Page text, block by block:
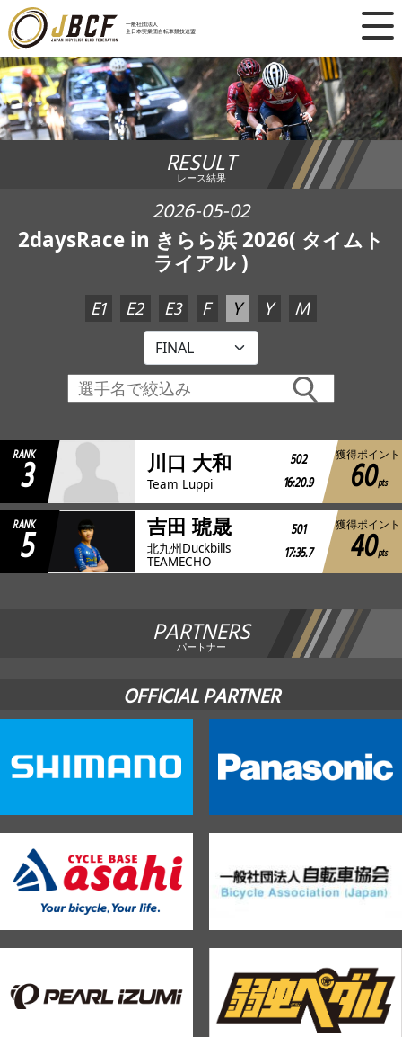
一般社団法人
全日本実業団自転車競技連盟
×
ニュース
レース日程
ランキング
レース結果
チーム・選手
競技ガイド
加盟・登録
エントリー
JBCF ROAD SERIESとは
RESULT
レース結果
2026-05-02
2daysRace in きらら浜 2026( タイムト
ライアル )
E1 E2 E3 F Y Y M
RANK
3 川口 大和
Team Luppi
502
16:20.9
獲得ポイント
60pts
RANK
5 吉田 琥晟
北九州Duckbills
TEAMECHO
501
17:35.7
獲得ポイント
40pts
PARTNERS
パートナー
OFFICIAL PARTNER